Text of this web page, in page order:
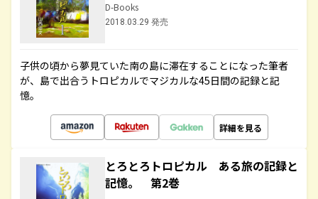
D-Books
2018.03.29 発売
子供の頃から夢見ていた南の島に滞在することになった筆者
が、島で出合うトロピカルでマジカルな45日間の記録と記
憶。
詳細を見る
とろとろトロピカル ある旅の記録と
記憶。 第2巻